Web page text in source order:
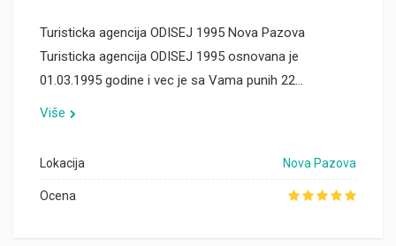
Turisticka agencija ODISEJ 1995 Nova Pazova
Turisticka agencija ODISEJ 1995 osnovana je
01.03.1995 godine i vec je sa Vama punih 22…
Više
Lokacija Nova Pazova
Ocena